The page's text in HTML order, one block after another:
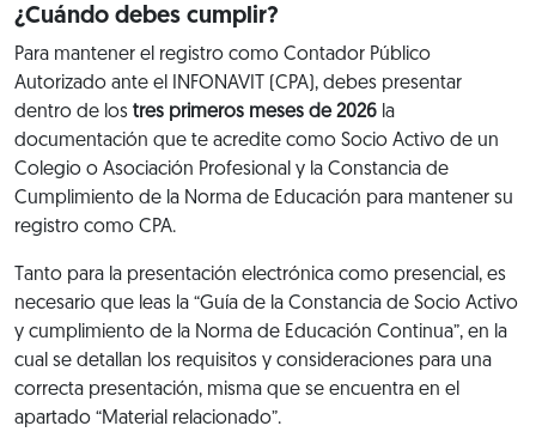
¿Cuándo debes cumplir?
Para mantener el registro como Contador Público
Autorizado ante el INFONAVIT (CPA), debes presentar
dentro de los tres primeros meses de 2026 la
documentación que te acredite como Socio Activo de un
Colegio o Asociación Profesional y la Constancia de
Cumplimiento de la Norma de Educación para mantener su
registro como CPA.
Tanto para la presentación electrónica como presencial, es
necesario que leas la “Guía de la Constancia de Socio Activo
y cumplimiento de la Norma de Educación Continua”, en la
cual se detallan los requisitos y consideraciones para una
correcta presentación, misma que se encuentra en el
apartado “Material relacionado”.